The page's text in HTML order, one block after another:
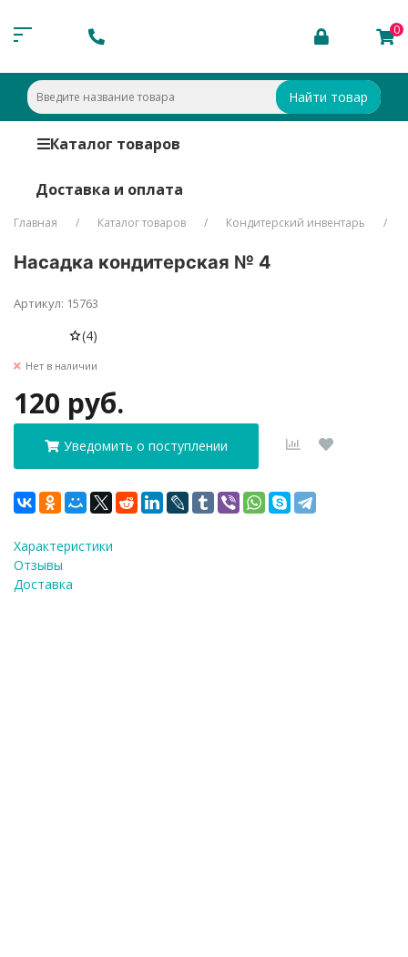
0
Найти товар
Каталог товаров
Доставка и оплата
Главная Каталог товаров Кондитерский инвентарь
Насадка кондитерская № 4
Артикул: 15763
(4)
Нет в наличии
120 руб.
Уведомить о поступлении
Характеристики
Отзывы
Доставка